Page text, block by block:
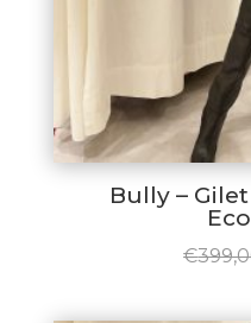
Bully –
€